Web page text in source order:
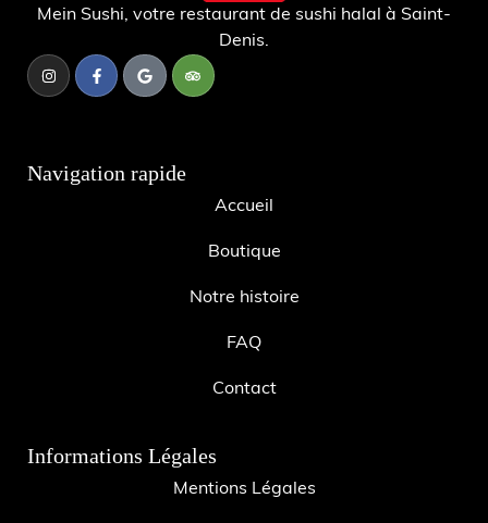
Mein Sushi, votre restaurant de sushi halal à Saint-
Denis.
Navigation rapide
Accueil
Boutique
Notre histoire
FAQ
Contact
Informations Légales
Mentions Légales